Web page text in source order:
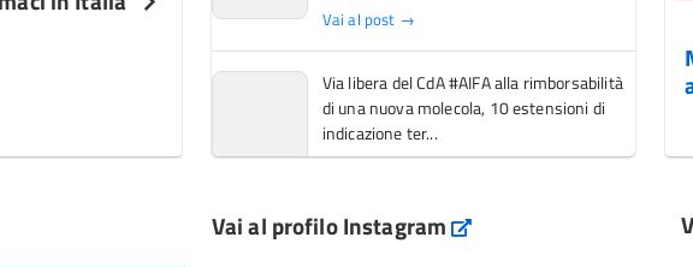
Vai al post →
Via libera del CdA #AIFA alla rimborsabilità
di una nuova molecola, 10 estensioni di
indicazione ter...
L'Italia si conferma tra i primi Paesi europei
Vai al profilo Instagram Instagram